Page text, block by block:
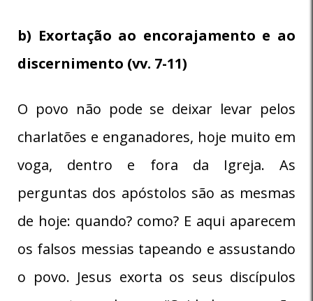
b) Exortação ao encorajamento e ao
discernimento (vv. 7-11)
O povo não pode se deixar levar pelos
charlatões e enganadores, hoje muito em
voga, dentro e fora da Igreja. As
perguntas dos apóstolos são as mesmas
de hoje: quando? como? E aqui aparecem
os falsos messias tapeando e assustando
o povo. Jesus exorta os seus discípulos